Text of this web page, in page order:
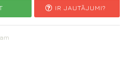
IR JAUTĀJUMI?